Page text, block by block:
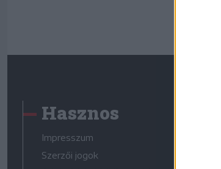
Hasznos
Impresszum
Szerzői jogok